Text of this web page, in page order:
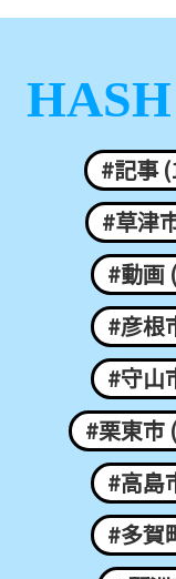
#記事
#草津
#動画
#彦根
#守山
#栗東市
#高島
#多賀